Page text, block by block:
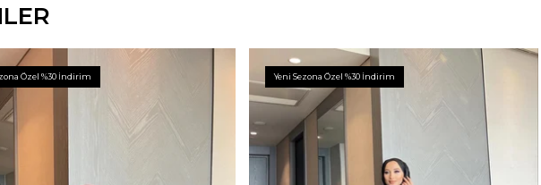
Özel %30 İndirim Yeni Sezona Özel %30 İndirim